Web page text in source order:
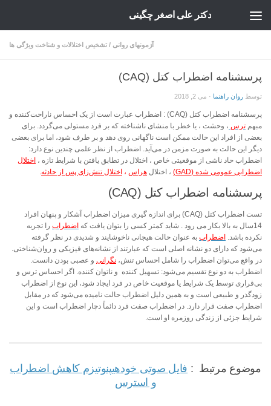
دکتر علی اصغر چگینی
آزمونهای روانی / تشخیص اختلالات و شناخت ویژگی ها
پرسشنامه اضطراب کتل (CAQ)
توسط روان راهنما · می 2, 2018
پرسشنامه اضطراب کتل (CAQ) : اضطراب‌ عبارت‌ است‌ از یک‌ احساس‌ ناراحت‌کننده‌ و
مبهم‌ ترس‌ ، وحشت ‌، یا خطر با منشای‌ ناشناخته‌ که‌ بر فرد مستولی‌ می‌گردد. برای‌
بعضی‌ از افراد این‌ حالت‌ ممکن‌ است‌ ناگهانی‌ روی‌ دهد و بر طرف‌ شود، اما برای‌ بعضی‌
دیگر این‌ حالت‌ به‌ صورت‌ مزمن‌ در می‌آید. اضطراب‌ از نظر علمی‌ چندین‌ نوع‌ دارد:
اضطراب‌ حاد ناشی‌ از موقعیتی‌ خاص ‌، اختلال‌ در تطابق‌ یافتن‌ با شرایط‌ تازه ‌، اختلال‌
اضطرابی‌ عمومی‌ شده (GAD)
‌، اختلال‌ هراس ‌، اختلال‌ تنش‌زای‌ پس‌ از حادثه
پرسشنامه اضطراب کتل (CAQ)
تست اضطراب کتل (CAQ) برای اندازه گیری میزان اضطراب آشکار و پنهان افراد
14سال به بالا بکار می رود . شاید کمتر کسی را بتوان یافت که
اضطراب را تجربه
نکرده باشد. اضطراب به عنوان حالت هیجانی ناخوشایند و شدیدی در نظر گرفته
می‌شود که دارای دو نشانه اصلی است که عبارتند از نشانه‌های فیزیکی و روان‌شناختی.
در واقع می‌توان اضطراب را شامل احساس تنش، نگرانی و عصبی بودن دانست.
اضطراب به دو نوع تقسیم می‌شود: تسهیل کننده و ناتوان کننده. اگر احساس ترس و
بی‌قراری توسط یک شرایط یا موقعیت خاص در فرد ایجاد شود، این نوع از اضطراب
زودگذر و طبیعی است و به همین دلیل اضطراب حالت نامیده می‌شود که در مقابل
اضطراب صفت قرار دارد. در اضطراب صفت فرد دائماً دچار اضطراب است و این
شرایط جزئی از زندگی روزمره او است.
موضوع مرتبط : فایل صوتی خودهیپنوتیزم کاهش اضطراب
و استرس